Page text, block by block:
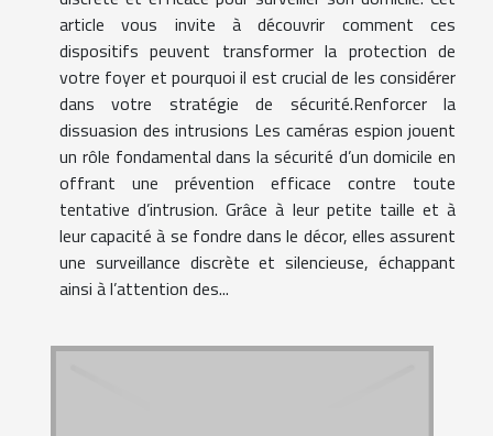
article vous invite à découvrir comment ces
dispositifs peuvent transformer la protection de
votre foyer et pourquoi il est crucial de les considérer
dans votre stratégie de sécurité.Renforcer la
dissuasion des intrusions Les caméras espion jouent
un rôle fondamental dans la sécurité d’un domicile en
offrant une prévention efficace contre toute
tentative d’intrusion. Grâce à leur petite taille et à
leur capacité à se fondre dans le décor, elles assurent
une surveillance discrète et silencieuse, échappant
ainsi à l’attention des...